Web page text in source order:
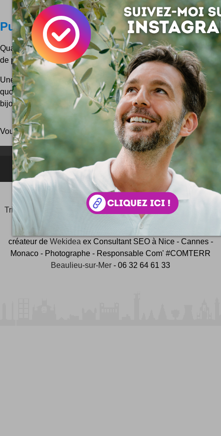
Pub Perrier et fonte de MSN : buzz ?
Quand on voit la nouvelle campagne pub de Perrier, on ne
de penser aux fontes de MSN.
Une opération virale dont on vous avait déjà parlé ici. Bon,
quoi ? La robe dorée de la jolie dame fond elle aussi,
bijoux et la boule à facettes !
Vous pouvez aussi parcourir le blogau hasard!
NEWSLETTER FOR EVER !
©2006- JeudiPhoto.net leblog lifestyle deSimon
Tripnaux Content Manager, créateur du hashtag
#JeudiPhoto
#CotedAzurFrance
créateur de Wekidea ex Consultant SEO à Nice - Cannes -
Monaco - Photographe - Responsable Com' #COMTERR
Beaulieu-sur-Mer - 06 32 64 61 33